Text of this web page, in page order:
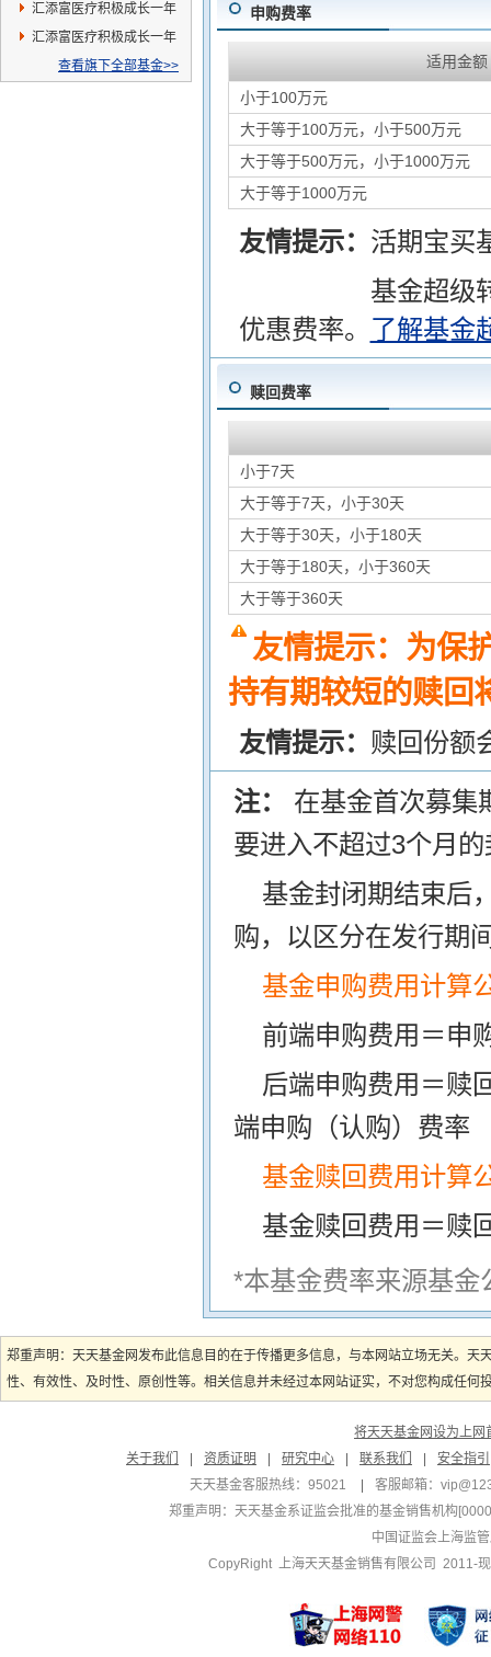
(LOF)A
汇添富医疗积极成长一年
持有混合C
汇添富医疗积极成长一年
持有混合A
查看旗下全部基金>>
申购费率
适用金额
小于100万元
大于等于100万元，小于500万元
大于等于500万元，小于1000万元
大于等于1000万元
友情提示： 活期宝买
基金超级
优惠费率。 了解基金
赎回费率
小于7天
大于等于7天，小于30天
大于等于30天，小于180天
大于等于180天，小于360天
大于等于360天
友情提示：为保
持有期较短的赎回
友情提示： 赎回份额
注： 在基金首次募集
要进入不超过3个月
基金封闭期结束后
购，以区分在发行期
基金申购费用计算
前端申购费用＝申
后端申购费用＝赎
端申购（认购）费率
基金赎回费用计算
基金赎回费用＝赎
*本基金费率来源基
郑重声明：天天基金网发布此信息目的在于传播更多信息，与本网站立场无关。
性、有效性、及时性、原创性等。相关信息并未经过本网站证实，不对您构成任
将天天基金网设为上网
关于我们
资质证明 研究中心 联系我们
安全指引
天天基金客服热线：95021
客服邮箱：
郑重声明： 天天基金系证监会批准的基金销售机构
中国证监会上海监
CopyRight 上海天天基金销售有限公司 2011-